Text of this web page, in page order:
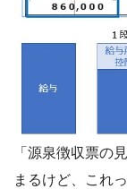
「源泉徴収票の
まるけど、これ